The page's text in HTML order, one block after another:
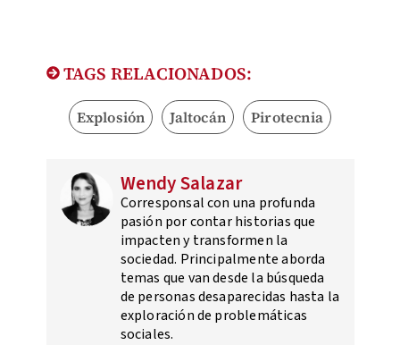
TAGS RELACIONADOS:
Explosión Jaltocán Pirotecnia
Wendy Salazar
Corresponsal con una profunda
pasión por contar historias que
impacten y transformen la
sociedad. Principalmente aborda
temas que van desde la búsqueda
de personas desaparecidas hasta la
exploración de problemáticas
sociales.